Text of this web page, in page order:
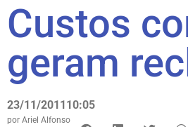
Custos
geram
23/11/2011 10:05
por Ariel Alfonso